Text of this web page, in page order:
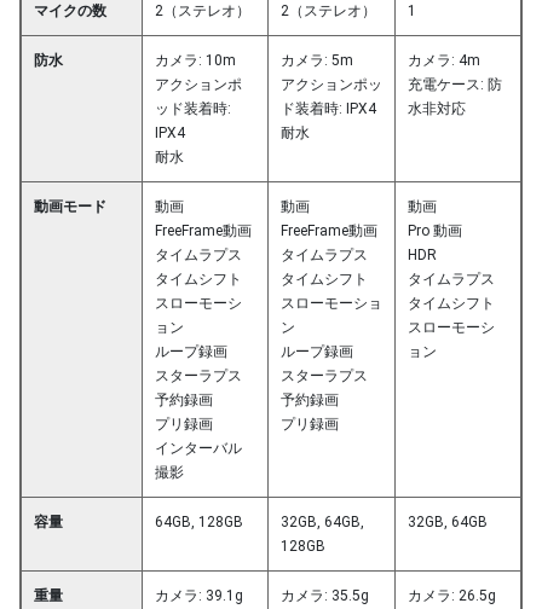
マイクの数 2（ステレオ） 2（ステレオ） 1
防水
カメラ: 10m
アクションポ
ッド装着時:
IPX4
耐水
カメラ: 5m
アクションポッ
ド装着時: IPX4
耐水
カメラ: 4m
充電ケース: 防
水非対応
動画モード
動画
FreeFrame動画
タイムラプス
タイムシフト
スローモーシ
ョン
ループ録画
スターラプス
予約録画
プリ録画
インターバル
撮影
動画
FreeFrame動画
タイムラプス
タイムシフト
スローモーショ
ン
ループ録画
スターラプス
予約録画
プリ録画
動画
Pro 動画
HDR
タイムラプス
タイムシフト
スローモーシ
ョン
容量 64GB, 128GB
32GB, 64GB,
128GB
32GB, 64GB
重量
カメラ: 39.1g
カメラ: 35.5g
カメラ: 26.5g